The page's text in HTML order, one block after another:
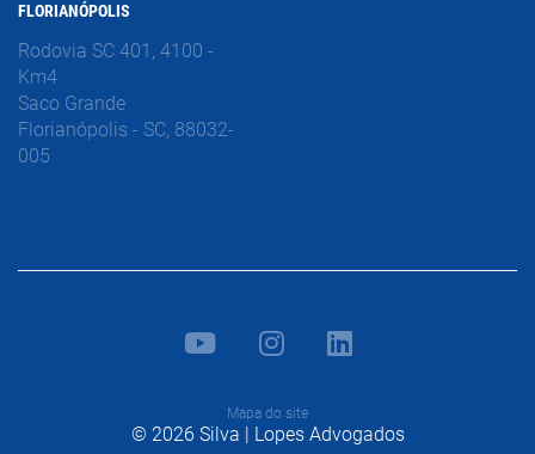
FLORIANÓPOLIS
Rodovia SC 401, 4100 -
Km4
Saco Grande
Florianópolis - SC, 88032-
005
Mapa do site
© 2026 Silva | Lopes Advogados